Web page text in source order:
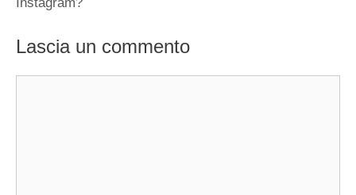
Lascia un commento